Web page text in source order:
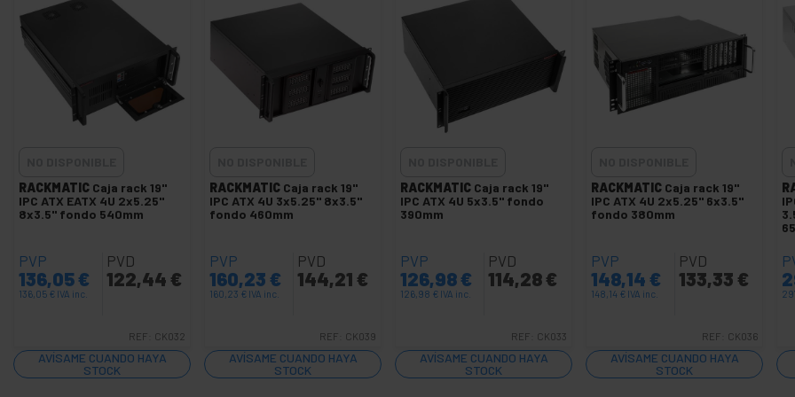
vídeo
Iluminación
sonorización
+
Herramientas
y ferretería
+
Seguridad,
control
Electrónica
y gadgets
+
Tiempo +
RACKMATIC Caja rack 19"
IPC ATX EATX 4U 2x5.25"
8x3.5" fondo 540mm
PVP
136,05€
136,05 € IVA inc.
PVD
122,44 €
REF: CK032
AVÍSAME CUANDO HAYA
STOCK
RACKMATIC Caja rack 19"
IPC ATX 4U 3x5.25" 8x3.5"
fondo 460mm
PVP
160,23 €
160,23 € IVA inc.
PVD
144,21 €
REF: CK039
AVÍSAME CUANDO HAYA
STOCK
RACKMATIC Caja rack 19"
IPC ATX 4U 5x3.5" fondo
390mm
PVP
126,98€
126,98 € IVA inc.
PVD
114,28 €
REF: CK033
AVÍSAME CUANDO HAYA
STOCK
RACKMATIC Caja rack 19"
IPC ATX 4U 2x5.25" 6x3.5"
fondo 380mm
PVP
148,14 €
148,14 € IVA inc.
PVD
133,33 €
REF: CK036
AVÍSAME CUANDO HAYA
STOCK